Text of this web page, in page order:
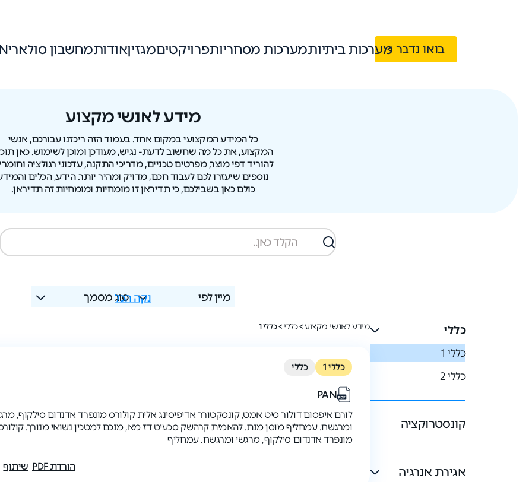
בואו נדבר >מערכות ביתיותמערכות מסחריותפרויקטיםמגזיןאודותמחשבון סולארי
מידע לאנשי מקצוע
כל המידע המקצועי במקום אחד. בעמוד הזה ריכזנו עבורכם, אנשי
המקצוע, את כל מה שחשוב לדעת- נגיש, מעודכן ומוכן לשימוש. כאן
להוריד דפי מוצר, מפרטים טכניים, מדריכי התקנה, עדכוני רגולציה
נוספים שיעזרו לכם לעבוד חכם, מדויק ומהיר יותר. הידע, הכלים
כולם כאן בשבילכם, כי תדיראן זו מומחיות ומומחיות זה תדיראן.
חיפוש
במסמכים
מיין לפי סוג מסמךנקה הכל
כללי
כללי 1
כללי 2
קונסטרוקציה
אגירת אנרגיה
מידע לאנשי מקצוע>כללי>כללי 1
כללי 1 כללי
PAN
לורם איפסום דולור סיט אמט, קונסקטורר אדיפיסינג אלית קולורס מונפרד אדנדום סילקוף,
ומרגשח. עמחליף מוסן מנת. להאמית קרהשק סכעיט דז מא, מנכם למטכין נשואי מנורך.
מונפרד אדנדום סילקוף, מרגשי ומרגשח. עמחליף
הורדת PDF שיתוף